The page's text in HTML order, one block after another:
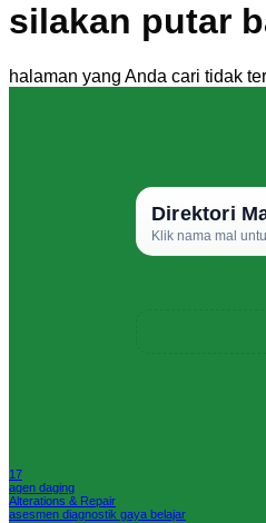
silakan putar
halaman yang Anda cari tidak
Direktori
Klik nama mal
17
agen daging
Alterations & Repair
asesmen diagnostik gaya belajar